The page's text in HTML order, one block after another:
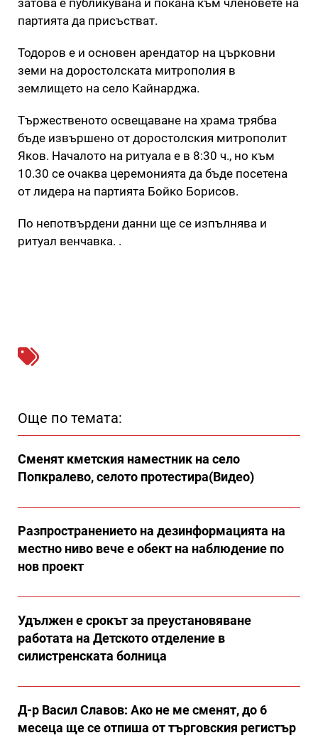
партията да присъстват.
Тодоров е и основен арендатор на църковни
земи на доростолската митрополия в
землището на село Кайнарджа.
Тържественото освещаване на храма трябва
бъде извършено от доростолския митрополит
Яков. Началото на ритуала е в 8:30 ч., но към
10.30 се очаква церемонията да бъде посетена
от лидера на партията Бойко Борисов.
По непотвърдени данни ще се изпълнява и
ритуал венчавка. .
Още по темата:
Сменят кметския наместник на село
Попкралево, селото протестира(Видео)
Разпространението на дезинформацията на
местно ниво вече е обект на наблюдение по
нов проект
Удължен е срокът за преустановяване
работата на Детското отделение в
силистренската болница
Д-р Васил Славов: Ако не ме сменят, до 6
месеца ще се отпиша от търговския регистър